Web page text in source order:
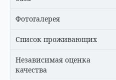
Фотогалерея
Список проживающих
Независимая оценка
качества